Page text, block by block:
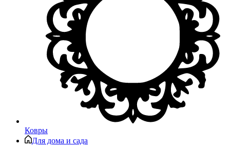
Ковры
Для дома и сада